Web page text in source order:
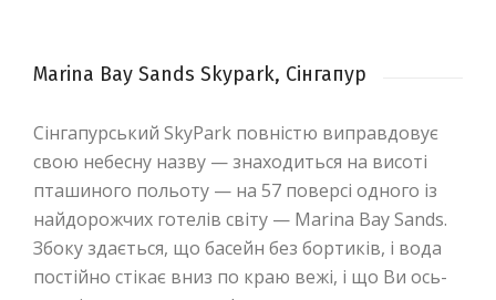
Marina Bay Sands Skypark, Сінгапур
Сінгапурський SkyPark повністю виправдовує
свою небесну назву — знаходиться на висоті
пташиного польоту — на 57 поверсі одного із
найдорожчих готелів світу — Marina Bay Sands.
Збоку здається, що басейн без бортиків, і вода
постійно стікає вниз по краю вежі, і що Ви ось-